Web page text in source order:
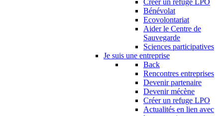
Créer un refuge LPO
Bénévolat
Ecovolontariat
Aider le Centre de
Sauvegarde
Sciences participatives
Je suis une entreprise
Back
Rencontres entreprises
Devenir partenaire
Devenir mécène
Créer un refuge LPO
Actualités en lien avec